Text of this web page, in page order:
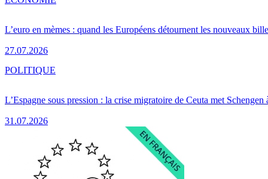
L’euro en mèmes : quand les Européens détournent les nouveaux
27.07.2026
L’Espagne sous pression : la crise migratoire de Ceuta met Schengen
31.07.2026
POLITIQUE